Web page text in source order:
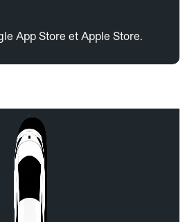
App Store et Apple Store.